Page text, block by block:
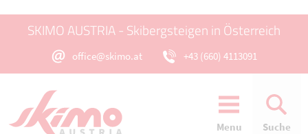
SKIMO AUSTRIA - Skibergsteigen in Österreich
office@skimo.at +43 (660) 4113091
Menu Suche